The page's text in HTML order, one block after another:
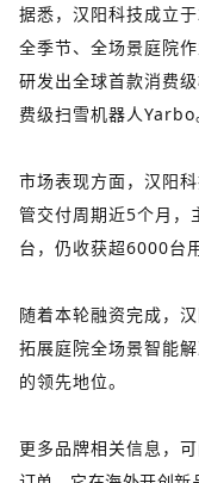
据悉，汉阳科技成立
全季节、全场景庭院
研发出全球首款消费
费级扫雪机器人Yarbo
市场表现方面，汉阳
管交付周期近5个月，
台，仍收获超6000台
随着本轮融资完成，
拓展庭院全场景智能
的领先地位。
更多品牌相关信息，